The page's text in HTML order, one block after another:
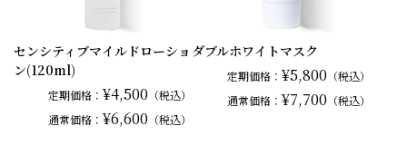
センシティブマイルドローショ
ン(120ml)
定期価格：¥4,500 （税込）
通常価格：¥6,600 （税込）
ダブルホワイトマスク
定期価格： ¥5,800 （税込）
通常価格： ¥7,700 （税込）